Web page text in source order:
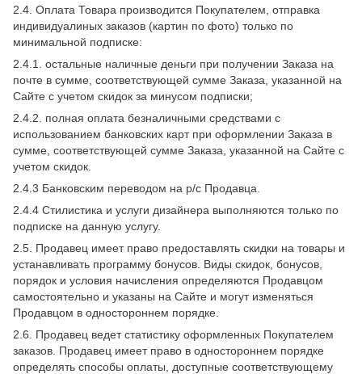
2.4. Оплата Товара производится Покупателем, отправка
индивидуалиных заказов (картин по фото) только по
минимальной подписке:
2.4.1. остальные наличные деньги при получении Заказа на
почте в сумме, соответствующей сумме Заказа, указанной на
Сайте с учетом скидок за минусом подписки;
2.4.2. полная оплата безналичными средствами с
использованием банковских карт при оформлении Заказа в
сумме, соответствующей сумме Заказа, указанной на Сайте с
учетом скидок.
2.4.3 Банковским переводом на р/с Продавца.
2.4.4 Стилистика и услуги дизайнера выполняются только по
подписке на данную услугу.
2.5. Продавец имеет право предоставлять скидки на товары и
устанавливать программу бонусов. Виды скидок, бонусов,
порядок и условия начисления определяются Продавцом
самостоятельно и указаны на Сайте и могут изменяться
Продавцом в одностороннем порядке.
2.6. Продавец ведет статистику оформленных Покупателем
заказов. Продавец имеет право в одностороннем порядке
определять способы оплаты, доступные соответствующему